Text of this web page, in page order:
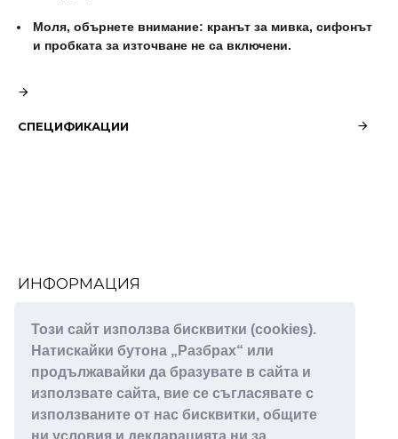
Този сайт използва бисквитки (cookies).
Натискайки бутона „Разбрах“ или
продължавайки да бразувате в сайта и
използвате сайта, вие се съгласявате с
използваните от нас бисквитки, общите
ни условия и декларацията ни за
Моля, обърнете внимание: кранът за мивка, сифонът
и пробката за източване не са включени.
СПЕЦИФИКАЦИИ
ИНФОРМАЦИЯ
Декларация за поверителност
Правила и условия
Πoлитика зa изпoлзвaнe нa бисквитĸи
ПОТРЕБИТЕЛСКИ УСЛУГИ